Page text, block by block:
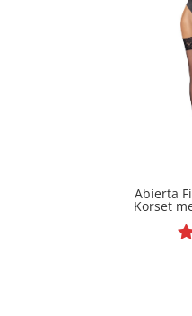
Abierta
Korset